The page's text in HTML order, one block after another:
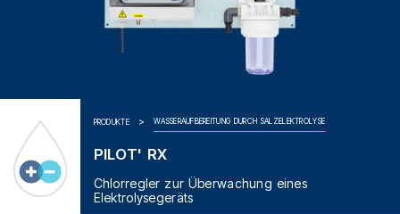
PRODUKTE WASSERAUFBEREITUNG DURCH SALZELEKTROLYSE
PILOT' RX
Chlorregler zur Überwachung eines
Elektrolysegeräts